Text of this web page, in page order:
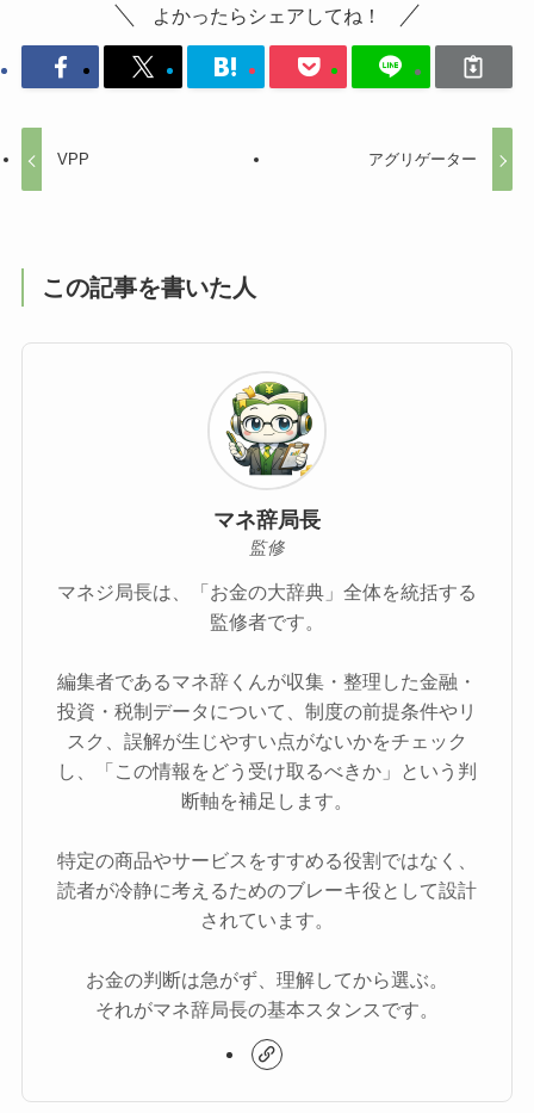
よかったらシェアしてね！
VPP アグリゲーター
この記事を書いた人
マネ辞局長
監修
マネジ局長は、「お金の大辞典」全体を統括する
監修者です。
編集者であるマネ辞くんが収集・整理した金融・
投資・税制データについて、制度の前提条件やリ
スク、誤解が生じやすい点がないかをチェック
し、「この情報をどう受け取るべきか」という判
断軸を補足します。
特定の商品やサービスをすすめる役割ではなく、
読者が冷静に考えるためのブレーキ役として設計
されています。
お金の判断は急がず、理解してから選ぶ。
それがマネ辞局長の基本スタンスです。